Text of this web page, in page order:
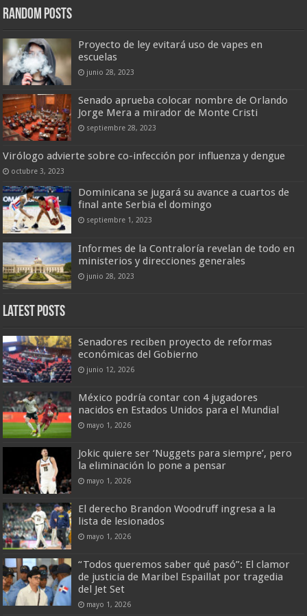
Random Posts
Proyecto de ley evitará uso de vapes en
escuelas
junio 28, 2023
Senado aprueba colocar nombre de Orlando
Jorge Mera a mirador de Monte Cristi
septiembre 28, 2023
Virólogo advierte sobre co-infección por influenza y dengue
octubre 3, 2023
Dominicana se jugará su avance a cuartos de
final ante Serbia el domingo
septiembre 1, 2023
Informes de la Contraloría revelan de todo en
ministerios y direcciones generales
junio 28, 2023
Latest Posts
Senadores reciben proyecto de reformas
económicas del Gobierno
junio 12, 2026
México podría contar con 4 jugadores
nacidos en Estados Unidos para el Mundial
mayo 1, 2026
Jokic quiere ser ‘Nuggets para siempre’, pero
la eliminación lo pone a pensar
mayo 1, 2026
El derecho Brandon Woodruff ingresa a la
lista de lesionados
mayo 1, 2026
“Todos queremos saber qué pasó”: El clamor
de justicia de Maribel Espaillat por tragedia
del Jet Set
mayo 1, 2026